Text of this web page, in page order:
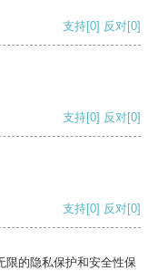
支持[0] 反对[0]
支持[0] 反对[0]
支持[0] 反对[0]
限的隐私保护和安全性保